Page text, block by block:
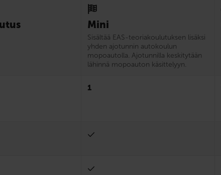
Mini
Sisältää EAS-teoriakoulutuksen lisäksi
yhden ajotunnin autokoulun
mopoautolla. Ajotunnilla keskitytään
lähinnä mopoauton käsittelyyn.
1